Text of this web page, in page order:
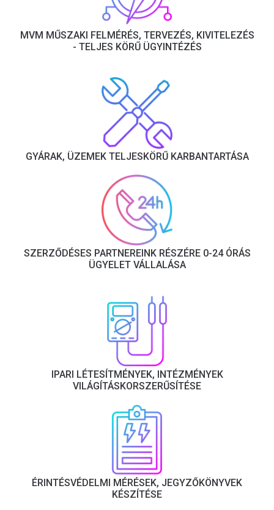
MVM MŰSZAKI FELMÉRÉS, TERVEZÉS, KIVITELEZÉS
- TELJES KÖRŰ ÜGYINTÉZÉS
GYÁRAK, ÜZEMEK TELJESKÖRŰ KARBANTARTÁSA
SZERZŐDÉSES PARTNEREINK RÉSZÉRE 0-24 ÓRÁS
ÜGYELET VÁLLALÁSA
IPARI LÉTESÍTMÉNYEK, INTÉZMÉNYEK
VILÁGÍTÁSKORSZERŰSÍTÉSE
ÉRINTÉSVÉDELMI MÉRÉSEK, JEGYZŐKÖNYVEK
KÉSZÍTÉSE